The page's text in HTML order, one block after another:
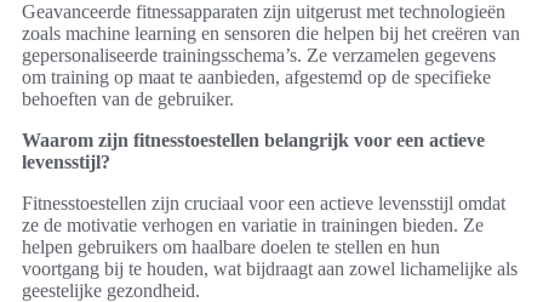
Geavanceerde fitnessapparaten zijn uitgerust met technologieën
zoals machine learning en sensoren die helpen bij het creëren van
gepersonaliseerde trainingsschema’s. Ze verzamelen gegevens
om training op maat te aanbieden, afgestemd op de specifieke
behoeften van de gebruiker.
Waarom zijn fitnesstoestellen belangrijk voor een actieve
levensstijl?
Fitnesstoestellen zijn cruciaal voor een actieve levensstijl omdat
ze de motivatie verhogen en variatie in trainingen bieden. Ze
helpen gebruikers om haalbare doelen te stellen en hun
voortgang bij te houden, wat bijdraagt aan zowel lichamelijke als
geestelijke gezondheid.